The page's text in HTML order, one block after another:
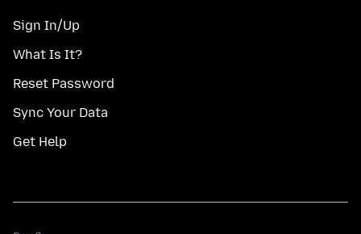
Sign In/Up
What Is It?
Reset Password
Sync Your Data
Get Help